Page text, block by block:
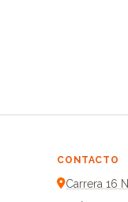
CONTACTO
Carrera 16